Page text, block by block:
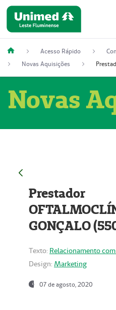
Acesso Rápido
Novas Aquisições
Novas
Prestador
GONÇALO
Texto: Relacionamento
Design: Marketing
07 de agosto, 2020